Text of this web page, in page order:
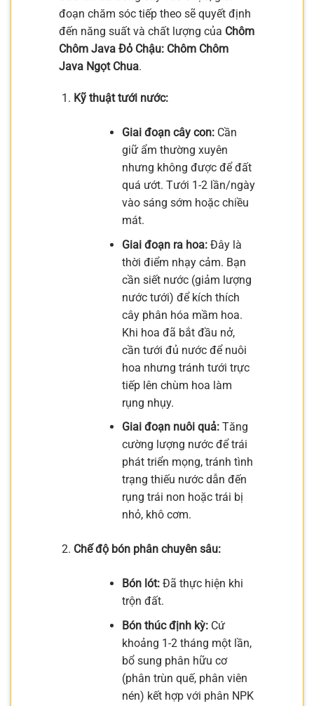
đoạn chăm sóc tiếp theo sẽ quyết định
đến năng suất và chất lượng của Chôm
Chôm Java Đỏ Chậu: Chôm Chôm
Java Ngọt Chua.
Kỹ thuật tưới nước:
Giai đoạn cây con:Cần
giữ ẩm thường xuyên
nhưng không được để đất
quá ướt. Tưới 1-2 lần/ngày
vào sáng sớm hoặc chiều
mát.
Giai đoạn ra hoa:Đây là
thời điểm nhạy cảm. Bạn
cần siết nước (giảm lượng
nước tưới) để kích thích
cây phân hóa mầm hoa.
Khi hoa đã bắt đầu nở,
cần tưới đủ nước để nuôi
hoa nhưng tránh tưới trực
tiếp lên chùm hoa làm
rụng nhụy.
Giai đoạn nuôi quả:Tăng
cường lượng nước để trái
phát triển mọng, tránh tình
trạng thiếu nước dẫn đến
rụng trái non hoặc trái bị
nhỏ, khô cơm.
Chế độ bón phân chuyên sâu:
Bón lót:Đã thực hiện khi
trộn đất.
Bón thúc định kỳ:Cứ
khoảng 1-2 tháng một lần,
bổ sung phân hữu cơ
(phân trùn quế, phân viên
nén) kết hợp với phân NPK